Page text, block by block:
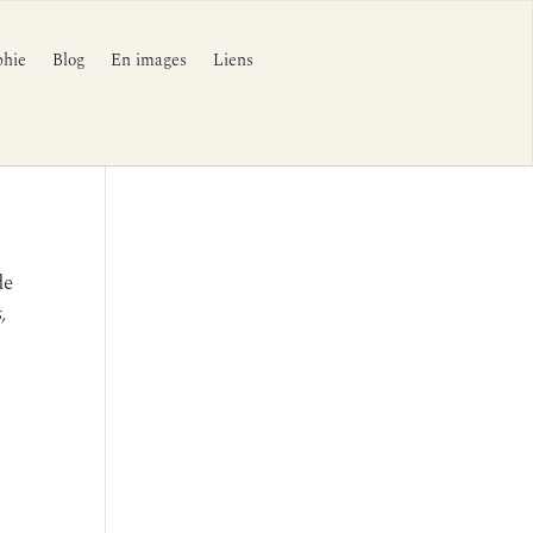
Blog En images Liens